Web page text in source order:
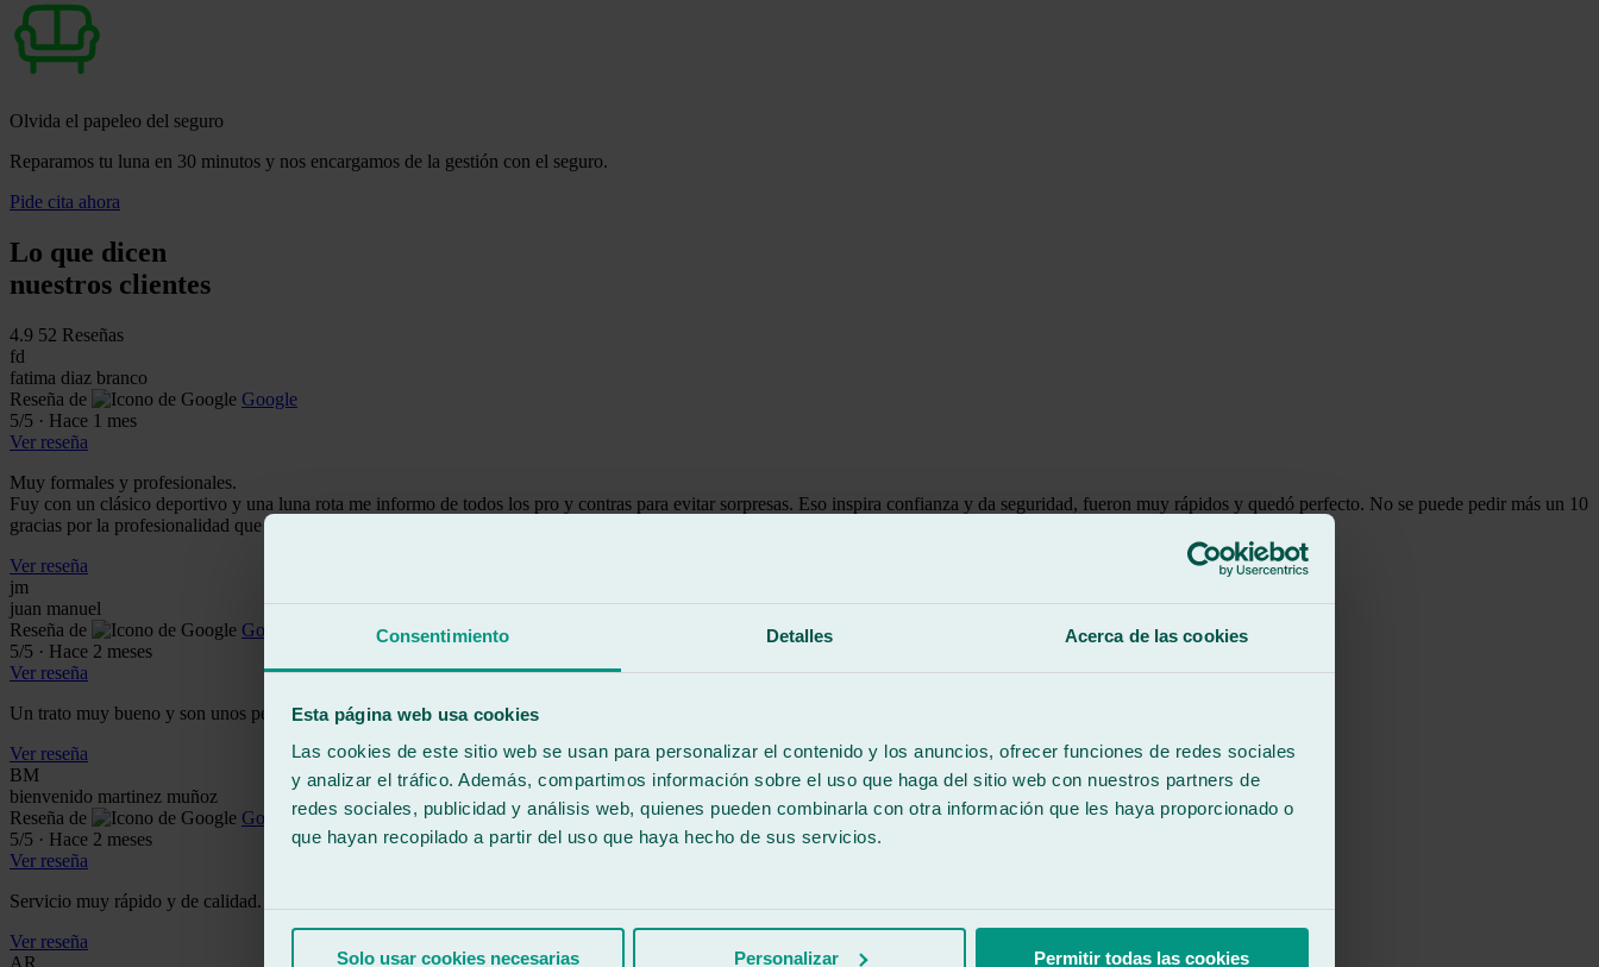
Consentimiento Detalles Acerca de las cookies
Esta página web usa cookies
Las cookies de este sitio web se usan para personalizar el contenido y los anuncios, ofrecer funciones de redes sociales
y analizar el tráfico. Además, compartimos información sobre el uso que haga del sitio web con nuestros partners de
redes sociales, publicidad y análisis web, quienes pueden combinarla con otra información que les haya proporcionado o
que hayan recopilado a partir del uso que haya hecho de sus servicios.
Solo usar cookies necesarias Personalizar Permitir todas las cookies
Olvida el papeleo del seguro
Reparamos tu luna en 30 minutos y nos encargamos de la gestión con el seguro.
Pide cita ahora
Lo que dicen
nuestros clientes
4.9 52 Reseñas
fd
fatima diaz branco
Reseña de
Google
5/5 · Hace 1 mes
Ver reseña
Muy formales y profesionales.
Fuy con un clásico deportivo y una luna rota me informo de todos los pro y contras para evitar sorpresas. Eso inspira confianza y da seguridad, fueron muy rápidos y quedó perfecto. No se puede pedir más un 10
gracias por la profesionalidad que tenéis.
Ver reseña
jm
juan manuel
Reseña de
Google
5/5 · Hace 2 meses
Ver reseña
Un trato muy bueno y son unos pedazos de profesionales.
Ver reseña
BM
bienvenido martinez muñoz
Reseña de
Google
5/5 · Hace 2 meses
Ver reseña
Servicio muy rápido y de calidad. Son auténticos profesionales. Recomiendo este taller.
Ver reseña
AR